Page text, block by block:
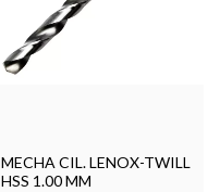
MECHA CIL. LENOX-TWILL
HSS 1.00 MM